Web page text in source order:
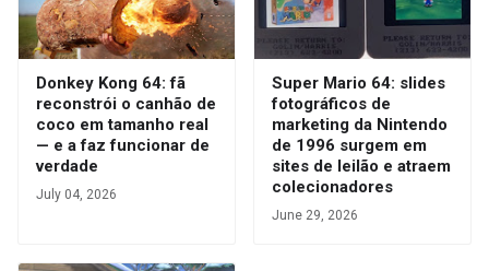
Donkey Kong 64: fã
reconstrói o canhão de
coco em tamanho real
— e a faz funcionar de
verdade
July 04, 2026
Super Mario 64: slides
fotográficos de
marketing da Nintendo
de 1996 surgem em
sites de leilão e atraem
colecionadores
June 29, 2026